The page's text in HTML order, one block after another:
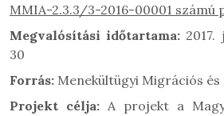
MMIA-2.3.3/3-2016-00001 számú
Megvalósítási időtartama: 2017.
30
Forrás: Menekültügyi Migrációs
Projekt célja: A projekt a